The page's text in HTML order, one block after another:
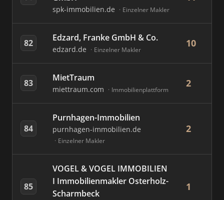
spk-immobilien.de Einzelner Makler
82 Edzard, Franke GmbH & Co.
edzard.de Einzelner Makler
10
83 MietTraum
miettraum.com Immobilienplattform
2
84
Purnhagen-Immobilien
purnhagen-immobilien.de
Einzelner Makler
2
85
VOGEL & VOGEL IMMOBILIEN
I Immobilienmakler Osterholz-
Scharmbeck
1